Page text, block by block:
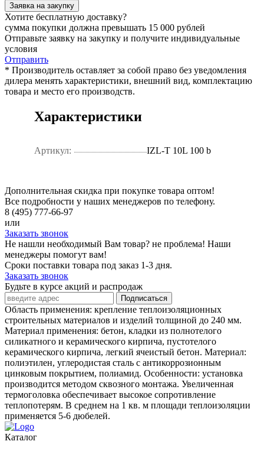
Заявка на закупку
Хотите бесплатную доставку?
сумма покупки должна превышать 15 000 рублей
Отправьте заявку на закупку и получите индивидуальные
условия
Отправить
* Производитель оставляет за собой право без уведомления
дилера менять характеристики, внешний вид, комплектацию
товара и место его производств.
Характеристики
Артикул: IZL-T 10L 100 b
Дополнительная скидка при покупке товара оптом!
Все подробности у наших менеджеров по телефону.
8 (495) 777-66-97
или
Заказать звонок
Не нашли необходимый Вам товар? не проблема! Наши
менеджеры помогут вам!
Сроки поставки товара под заказ 1-3 дня.
Заказать звонок
Будьте в курсе акций и распродаж
Подписаться
Область применения: крепление теплоизоляционных
строительных материалов и изделий толщиной до 240 мм.
Материал применения: бетон, кладки из полнотелого
силикатного и керамического кирпича, пустотелого
керамического кирпича, легкий ячеистый бетон. Материал:
полиэтилен, углеродистая сталь с антикоррозионным
цинковым покрытием, полиамид. Особенности: установка
производится методом сквозного монтажа. Увеличенная
термоголовка обеспечивает высокое сопротивление
теплопотерям. В среднем на 1 кв. м площади теплоизоляции
применяется 5-6 дюбелей.
Каталог